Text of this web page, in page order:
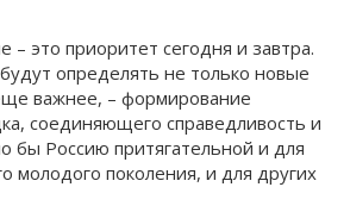
это приоритет сегодня и завтра.
определять не только новые
важнее, – формирование
соединяющего справедливость и
бы Россию притягательной и для
молодого поколения, и для других